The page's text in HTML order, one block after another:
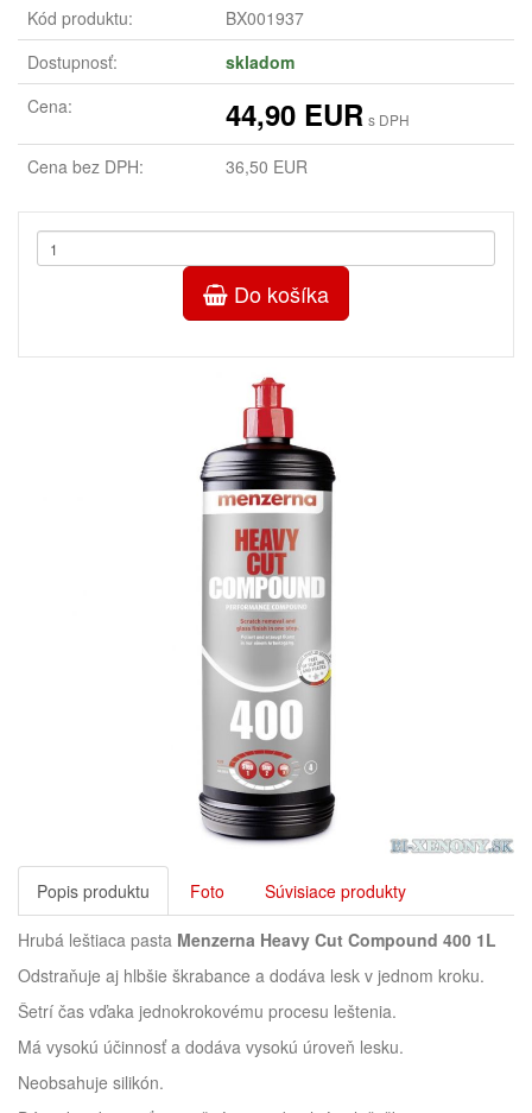
Kód produktu:
BX001937
Dostupnosť:
skladom
Cena:
44,90 EUR s DPH
Cena bez DPH: 36,50 EUR
Do košíka
Popis produktu Foto Súvisiace produkty
Hrubá leštiaca pasta Menzerna Heavy Cut Compound 400 1L
Odstraňuje aj hlbšie škrabance a dodáva lesk v jednom kroku.
Šetrí čas vďaka jednokrokovému procesu leštenia.
Má vysokú účinnosť a dodáva vysokú úroveň lesku.
Neobsahuje silikón.